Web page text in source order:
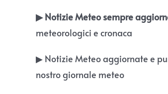
▶︎ Notizie Meteo sempre
meteorologici e cronaca
▶︎ Notizie Meteo aggiornate e
nostro giornale meteo